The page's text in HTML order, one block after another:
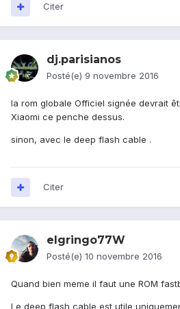
Citer
dj.parisianos
Posté(e) 9 novembre 2016
la rom globale Officiel signée devrait
Xiaomi ce penche dessus.
sinon, avec le deep flash cable .
Citer
elgringo77W
Posté(e) 10 novembre 2016
Quand bien meme il faut une ROM
Le deep flash cable est utile